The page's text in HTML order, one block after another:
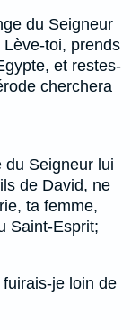
du Seigneur
toi, prends
et restes-
cherchera
du Seigneur lui
de David, ne
ta femme,
Saint-Esprit;
je loin de